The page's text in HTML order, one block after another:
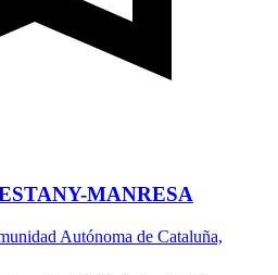
MANRESA
Autónoma de Cataluña,